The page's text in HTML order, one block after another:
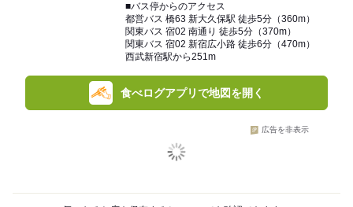
■バス停からのアクセス
都営バス 橋63 新大久保駅 徒歩5分（360m）
関東バス 宿02 南通り 徒歩5分（370m）
関東バス 宿02 新宿広小路 徒歩6分（470m）
西武新宿駅から251m
食べログアプリで地図を開く
広告を非表示